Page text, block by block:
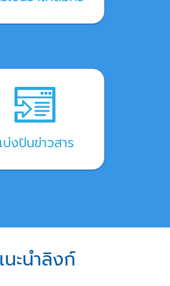
งปันข่าวสาร
นะนำลิงก์